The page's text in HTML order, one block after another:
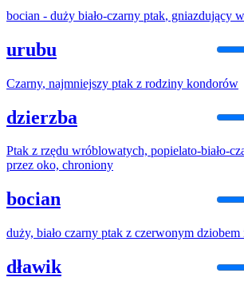
bocian - duży biało-czarny ptak, gniazdujący
urubu
Czarny, najmniejszy ptak z rodziny kondorów
dzierzba
Ptak z rzędu wróblowatych, popielato-biało-
przez oko, chroniony
bocian
duży, biało czarny ptak z czerwonym dziobem
dławik